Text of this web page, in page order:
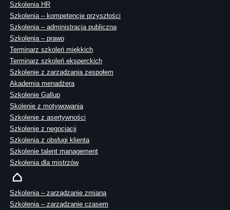
Szkolenia HR
Szkolenia – kompetencje przyszłości
Szkolenia – administracja publiczna
Szkolenia – prawo
Terminarz szkoleń miękkich
Terminarz szkoleń eksperckich
Szkolenie z zarządzania zespołem
Akademia menadżera
Szkolenie Gallup
Skolenie z motywowania
Szkolenie z asertywności
Szkolenie z negocjacji
Szkolenia z obsługi klienta
Szkolenie talent management
Szkolenia dla mistrzów
Szkolenia – zarządzanie zmianą
Szkolenia – zarządzanie czasem